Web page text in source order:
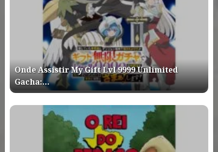
Onde Assistir My Gift Lvl 9999 Unlimited
Gacha:…